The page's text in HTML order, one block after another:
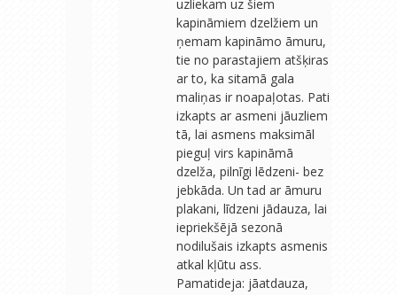
uzliekam uz šiem
kapināmiem dzelžiem un
ņemam kapināmo āmuru,
tie no parastajiem atšķiras
ar to, ka sitamā gala
maliņas ir noapaļotas. Pati
izkapts ar asmeni jāuzliem
tā, lai asmens maksimāl
pieguļ virs kapināmā
dzelža, pilnīgi lēdzeni- bez
jebkāda. Un tad ar āmuru
plakani, līdzeni jādauza, lai
iepriekšējā sezonā
nodilušais izkapts asmenis
atkal kļūtu ass.
Pamatideja: jāatdauza,